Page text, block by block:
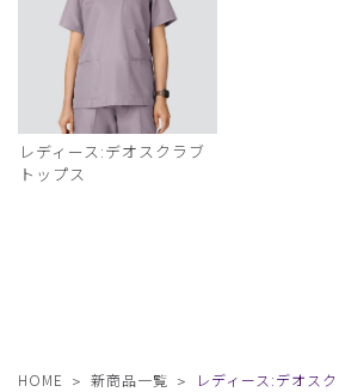
レディース:デオスクラブ
トップス
HOME 新商品一覧 レディース:デオス